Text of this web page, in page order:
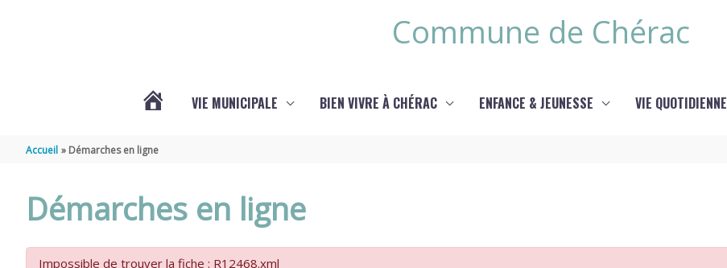
Commune de Chérac
VIE MUNICIPALE BIEN VIVRE À CHÉRAC ENFANCE & JEUNESSE VIE QUOTIDIENNE
Accueil Démarches en ligne
Démarches en ligne
Impossible de trouver la fiche : R12468.xml